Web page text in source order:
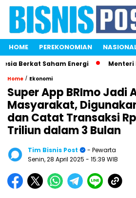
HOME PEREKONOMIAN
Berkat Saham Energi Menteri
Home / Ekonomi
Super App BRImo Jadi
Masyarakat,
dan Catat Transaksi
Triliun dalam 3 Bulan
Tim Bisnis Post
- Pewarta
Senin, 28 April 2025 - 15:39 WIB